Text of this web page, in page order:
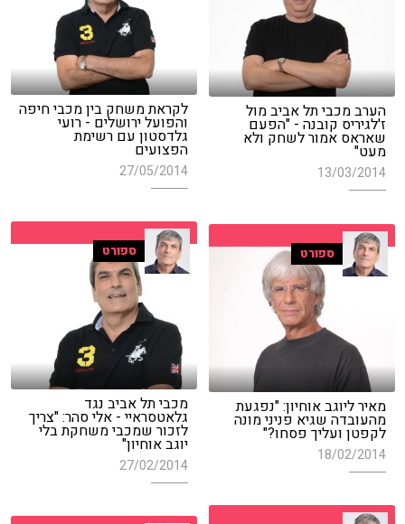
לקראת משחק בין מכבי חיפה
והפועל ירושלים - רועי
גלדסטון עם רשימת
הפצועים
27/05/2014
הערב מכבי תל אביב מול
ז'לגיריס קובנה - "הפעם
שאראס אמור לשחק ולא
מעט"
13/03/2014
ספורט
מכבי תל אביב נגד
גלאטסראיי - אלי סהר: "צריך
לזכור שמכבי משחקת בלי
יוגב אוחיון"
27/02/2014
ספורט
מאיר ליוגב אוחיון: "נפגעת
מהעובדה שגיא פניני מונה
לקפטן ועליך פסחו?"
18/02/2014